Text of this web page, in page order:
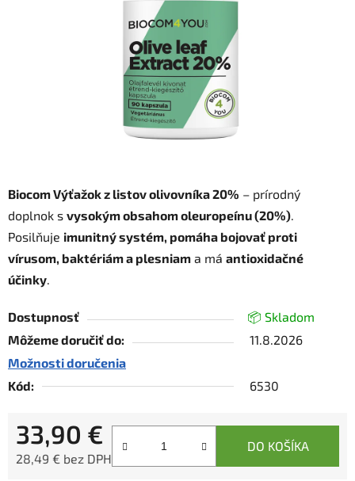
Biocom Výťažok z listov olivovníka 20% – prírodný
doplnok s vysokým obsahom oleuropeínu (20%).
Posilňuje imunitný systém, pomáha bojovať proti
vírusom, baktériám a plesniam a má antioxidačné
účinky.
Dostupnosť
📦 Skladom
Môžeme doručiť do:
11.8.2026
Možnosti doručenia
Kód:
6530
33,90 €
28,49 € bez DPH
DO KOŠÍKA